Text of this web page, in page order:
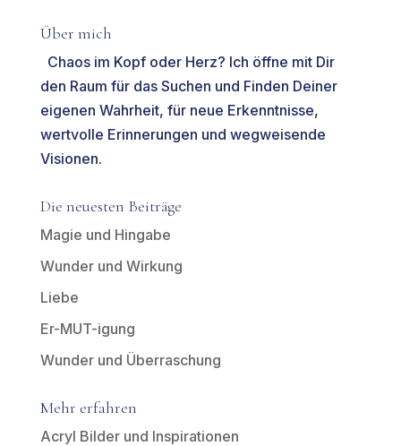
Über mich
Chaos im Kopf oder Herz? Ich öffne mit Dir
den Raum für das Suchen und Finden Deiner
eigenen Wahrheit, für neue Erkenntnisse,
wertvolle Erinnerungen und wegweisende
Visionen.
Die neuesten Beiträge
Magie und Hingabe
Wunder und Wirkung
Liebe
Er-MUT-igung
Wunder und Überraschung
Mehr erfahren
Acryl Bilder und Inspirationen